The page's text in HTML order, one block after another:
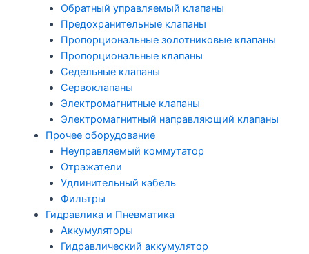
Обратный управляемый клапаны
Предохранительные клапаны
Пропорциональные золотниковые клапаны
Пропорциональные клапаны
Седельные клапаны
Сервоклапаны
Электромагнитные клапаны
Электромагнитный направляющий клапаны
Прочее оборудование
Неуправляемый коммутатор
Отражатели
Удлинительный кабель
Фильтры
Гидравлика и Пневматика
Аккумуляторы
Гидравлический аккумулятор